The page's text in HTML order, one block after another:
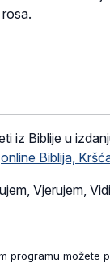
iz Biblije u
online Biblija,
Vjerujem,
programu možete